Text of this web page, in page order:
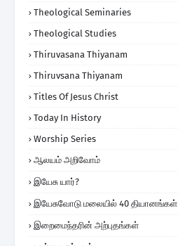
Theological Seminaries
Theological Studies
Thiruvasana Thiyanam
Thiruvsana Thiyanam
Titles Of Jesus Christ
Today In History
Worship Series
ஆலயம் அறிவோம்
இயேசு யார்?
இயேசுவோடு மலையில் 40 தியானங்கள்
இறைமைந்தரின் அற்புதங்கள்